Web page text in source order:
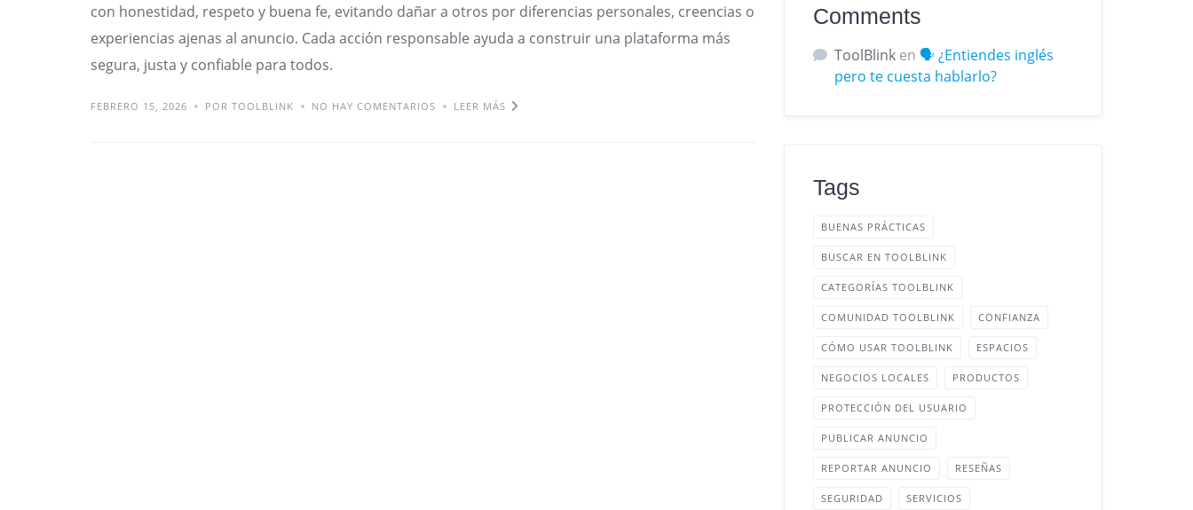
con honestidad, respeto y buena fe, evitando dañar a otros por diferencias personales, creencias o
experiencias ajenas al anuncio. Cada acción responsable ayuda a construir una plataforma más
segura, justa y confiable para todos.
FEBRERO 15, 2026 POR TOOLBLINK NO HAY COMENTARIOS LEER MÁS
Comments
ToolBlink en🗣️ ¿Entiendes inglés
pero te cuesta hablarlo?
Tags
BUENAS PRÁCTICAS
BUSCAR EN TOOLBLINK
CATEGORÍAS TOOLBLINK
COMUNIDAD TOOLBLINK CONFIANZA
CÓMO USAR TOOLBLINK ESPACIOS
NEGOCIOS LOCALES PRODUCTOS
PROTECCIÓN DEL USUARIO
PUBLICAR ANUNCIO
REPORTAR ANUNCIO RESEÑAS
SEGURIDAD SERVICIOS